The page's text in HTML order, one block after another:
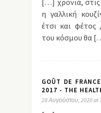
[…] χρονιά, στις
η γαλλική
έτσι και φέτος
του κόσμου θα
GOÛT DE
2017 - THE
28 Αυγούστου, 2020 at